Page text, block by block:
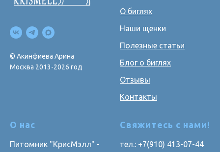
© Акинфиева Арина
Москва 2013-2026 год
О биглях
Наши щенки
Полезные статьи
Блог о биглях
Отзывы
Контакты
О нас
Питомник "КрисМэлл" -
Свяжитесь с нами!
тел.: +7(910) 413-07-44